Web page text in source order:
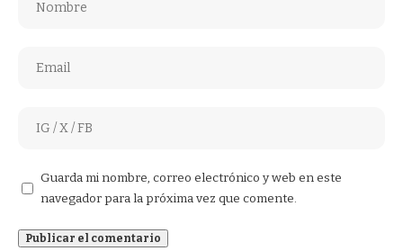
Guarda mi nombre, correo electrónico y web en este
navegador para la próxima vez que comente.